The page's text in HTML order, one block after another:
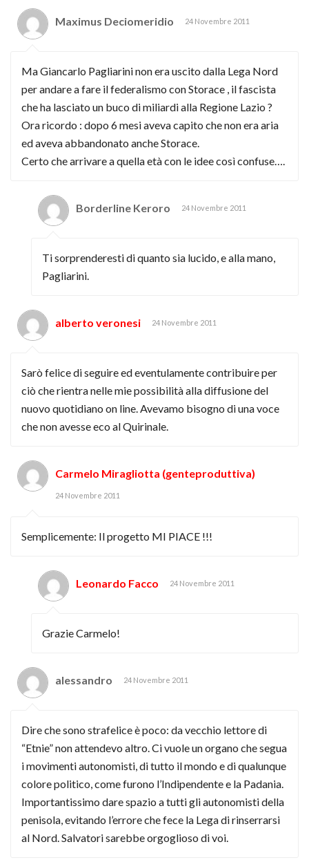
Maximus Deciomeridio 24 Novembre 2011
Ma Giancarlo Pagliarini non era uscito dalla Lega Nord
per andare a fare il federalismo con Storace , il fascista
che ha lasciato un buco di miliardi alla Regione Lazio ?
Ora ricordo : dopo 6 mesi aveva capito che non era aria
ed aveva abbandonato anche Storace.
Certo che arrivare a quella età con le idee così confuse….
Borderline Keroro 24 Novembre 2011
Ti sorprenderesti di quanto sia lucido, e alla mano,
Pagliarini.
alberto veronesi 24 Novembre 2011
Sarò felice di seguire ed eventulamente contribuire per
ciò che rientra nelle mie possibilità alla diffusione del
nuovo quotidiano on line. Avevamo bisogno di una voce
che non avesse eco al Quirinale.
Carmelo Miragliotta (genteproduttiva)
24 Novembre 2011
Semplicemente: Il progetto MI PIACE !!!
Leonardo Facco 24 Novembre 2011
Grazie Carmelo!
alessandro 24 Novembre 2011
Dire che sono strafelice è poco: da vecchio lettore di
“Etnie” non attendevo altro. Ci vuole un organo che segua
i movimenti autonomisti, di tutto il mondo e di qualunque
colore politico, come furono l’Indipendente e la Padania.
Importantissimo dare spazio a tutti gli autonomisti della
penisola, evitando l’errore che fece la Lega di rinserrarsi
al Nord. Salvatori sarebbe orgoglioso di voi.